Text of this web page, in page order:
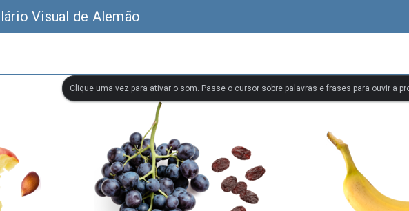
Visual de Alemão
Clique uma vez para ativar o som. Passe o cursor sobre palavras e frases para ouvir a